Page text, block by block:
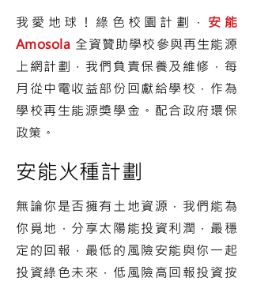
我愛地球！綠色校園計劃， 安能
Amosola 全資贊助學校參與再生能源
上網計劃，我們負責保養及維修，每
月從中電收益部份回獻給學校，作為
學校再生能源獎學金。配合政府環保
政策。
​安能火種計劃
無論你是否擁有土地資源，我們能為
你覓地，分享太陽能投資利潤，最穩
定的回報，最低的風險安能與你一起
投資綠色未來，低風險高回報投資按